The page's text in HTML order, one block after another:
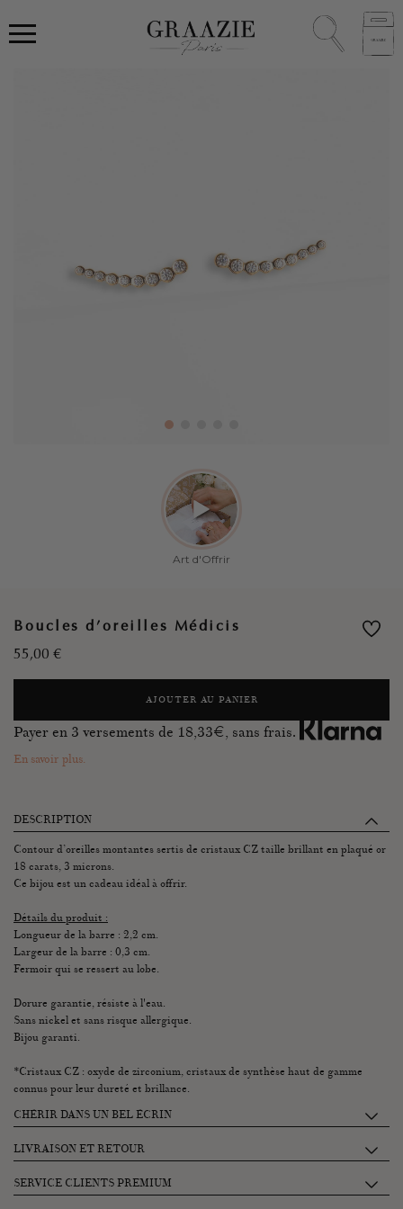
Boucles d’oreilles Médicis
55,00 €
AJOUTER AU PANIER
Payer en 3 versements de 18,33€, sans frais.
En savoir plus.
DESCRIPTION
Contour d’oreilles montantes sertis de cristaux CZ taille brillant en plaqué or
18 carats, 3 microns.
Ce bijou est un cadeau idéal à offrir.
Détails du produit :
Longueur de la barre : 2,2 cm.
Largeur de la barre : 0,3 cm.
Fermoir qui se ressert au lobe.
Dorure garantie, résiste à l'eau.
Sans nickel et sans risque allergique.
Bijou garanti.
*Cristaux CZ : oxyde de zirconium, cristaux de synthèse haut de gamme
connus pour leur dureté et brillance.
CHÉRIR DANS UN BEL ÉCRIN
Chaque écrin Graazie se compose de 2 petits tiroirs accueillant :
• Une jolie enveloppe contenant vos mots doux, un livret de garantie et
LIVRAISON ET RETOUR
Je récupère mon paquet à la conciergerie Graazie: entre 14h et 18h
(26 rue de Montholon, 75009 Paris)
SERVICE CLIENTS PREMIUM